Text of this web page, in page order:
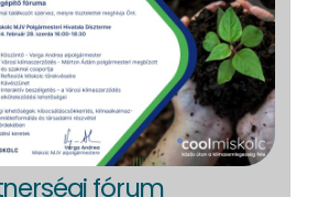
fórum